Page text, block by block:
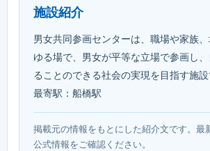
施設紹介
男女共同参画センターは、職場や家族
ゆる場で、男女が平等な立場で参画し
ることのできる社会の実現を目指す施設
最寄駅：船橋駅
掲載元の情報をもとにした紹介文です。最
公式情報をご確認ください。